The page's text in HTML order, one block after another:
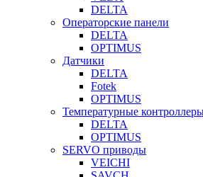
DELTA
Операторские панели
DELTA
OPTIMUS
Датчики
DELTA
Fotek
OPTIMUS
Температурные
DELTA
OPTIMUS
SERVO приводы
VEICHI